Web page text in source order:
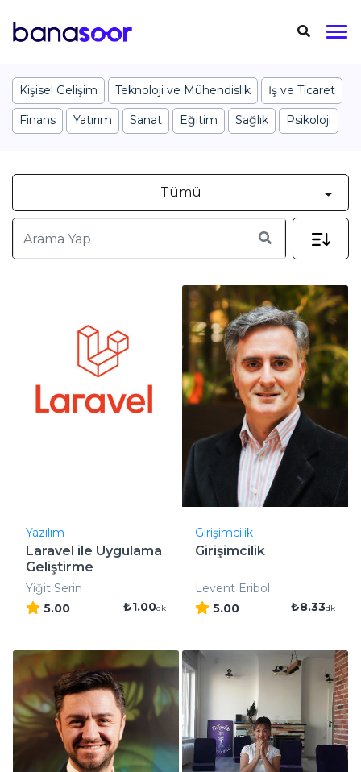
Kişisel Gelişim Teknoloji ve Mühendislik İş ve Ticaret
Finans Yatırım Sanat Eğitim Sağlık Psikoloji
Tümü
Yazılım
Laravel ile Uygulama
Geliştirme
Yiğit Serin
5.00
₺1.00dk
Girişimcilik
Girişimcilik
Levent Eribol
5.00
₺8.33dk